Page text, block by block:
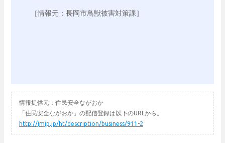
［情報元：長岡市鳥獣被害対策課］
情報提供元：住民安全ながおか
「住民安全ながおか」の配信登録は以下のURLから。
http://jmjp.jp/ht/description/business/911-2